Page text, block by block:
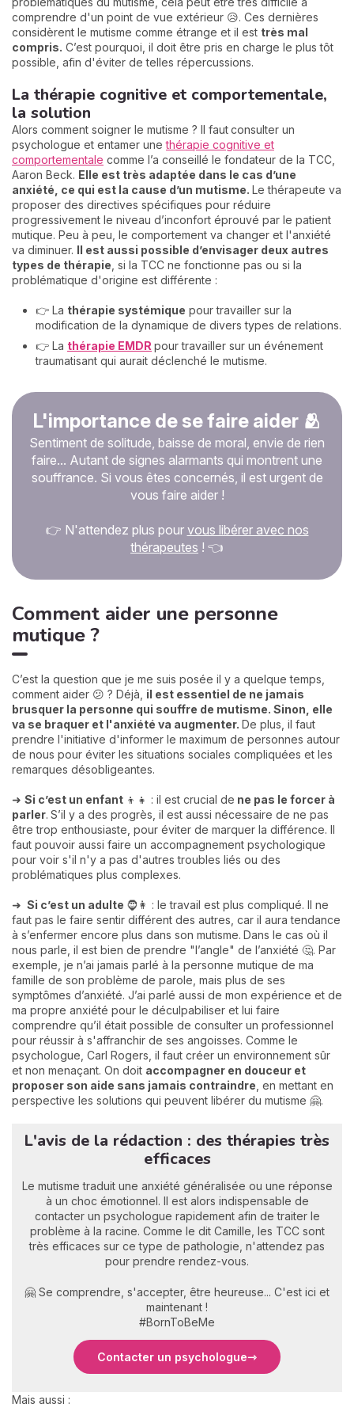
comprendre d'un point de vue extérieur 😥. Ces dernières
considèrent le mutisme comme étrange et il est très mal
compris. C’est pourquoi, il doit être pris en charge le plus tôt
possible, afin d'éviter de telles répercussions.
La thérapie cognitive et comportementale,
la solution
Alors comment soigner le mutisme ? Il fautconsulter un
psychologue et entamer unethérapie cognitive et
comportementale comme l’a conseillé le fondateur de la TCC,
Aaron Beck. Elle est très adaptée dans le cas d’une
anxiété, ce qui est la cause d’un mutisme. Le thérapeute va
proposer des directives spécifiques pour réduire
progressivement le niveau d’inconfort éprouvé par le patient
mutique. Peu à peu, le comportement va changer et l'anxiété
va diminuer. Il est aussi possible d’envisager deux autres
types de thérapie, si la TCC ne fonctionne pas ou si la
problématique d'origine est différente :
👉 La thérapie systémique pour travailler sur la
modification de la dynamique de divers types de relations.
👉 La thérapie EMDR pour travailler sur un événement
traumatisant qui aurait déclenché le mutisme.
L'importance de se faire aider 🫂
Sentiment de solitude, baisse de moral, envie de rien
faire... Autant de signes alarmants qui montrent une
souffrance. Si vous êtes concernés, il est urgent de
vous faire aider !
👉 N'attendez plus pour vous libérer avec nos
thérapeutes ! 👈
Comment aider une personne
mutique ?
C’est la question que je me suis posée il y a quelque temps,
comment aider 😕 ? Déjà, il est essentiel de ne jamais
brusquer la personne qui souffre de mutisme. Sinon, elle
va se braquer et l'anxiété va augmenter. De plus, il faut
prendre l'initiative d'informer le maximum de personnes autour
de nous pour éviter les situations sociales compliquées et les
remarques désobligeantes.
➜ Si c’est un enfant 👦👧 : il est crucial de ne pas le forcer à
parler. S’il y a des progrès, il est aussi nécessaire de ne pas
être trop enthousiaste, pour éviter de marquer la différence. Il
faut pouvoir aussi faire un accompagnement psychologique
pour voir s'il n'y a pas d'autres troubles liés ou des
problématiques plus complexes.
➜ Si c’est un adulte 🧔👩 : le travail est plus compliqué. Il ne
faut pas le faire sentir différent des autres, car il aura tendance
à s’enfermer encore plus dans son mutisme. Dans le cas où il
nous parle, il est bien de prendre "l’angle" de l’anxiété 🤔. Par
exemple, je n’ai jamais parlé à la personne mutique de ma
famille de son problème de parole, mais plus de ses
symptômes d’anxiété. J’ai parlé aussi de mon expérience et de
ma propre anxiété pour le déculpabiliser et lui faire
comprendre qu’il était possible de consulter un professionnel
pour réussir à s'affranchir de ses angoisses. Comme le
psychologue, Carl Rogers, il faut créer un environnement sûr
et non menaçant. On doit accompagner en douceur et
proposer son aide sans jamais contraindre , en mettant en
perspective les solutions qui peuvent libérer du mutisme 🤗.
L'avis de la rédaction : des thérapies très
efficaces
Le mutisme traduit une anxiété généralisée ou une réponse
à un choc émotionnel. Il est alors indispensable de
contacter un psychologue rapidement afin de traiter le
problème à la racine. Comme le dit Camille, les TCC sont
très efficaces sur ce type de pathologie, n'attendez pas
pour prendre rendez-vous.
🤗 Se comprendre, s'accepter, être heureuse... C'est ici et
maintenant !
#BornToBeMe
Contacter un psychologue
Mais aussi :